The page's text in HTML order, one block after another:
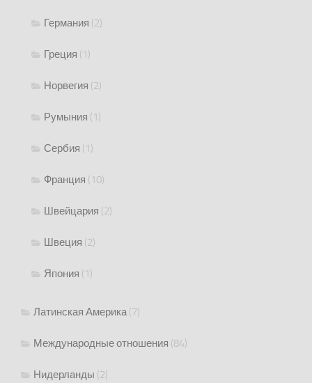
Германия (2)
Греция (1)
Норвегия (2)
Румыния (1)
Сербия (1)
Франция (10)
Швейцария (2)
Швеция (2)
Япония (1)
Латинская Америка(7)
Международные отношения (84)
Нидерланды (2)